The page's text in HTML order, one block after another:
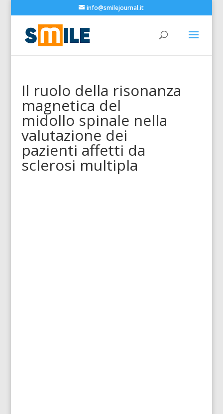
info@smilejournal.it
Il ruolo della risonanza
magnetica del
midollo spinale nella
valutazione dei
pazienti affetti da
sclerosi multipla